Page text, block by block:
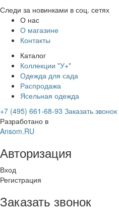
Следи за новинками в соц. сетях
О нас
О магазине
Контакты
Каталог
Коллекции "У+"
Одежда для сада
Распродажа
Ясельная одежда
+7 (495) 661-68-93 Заказать звонок
Разработано в
Ansom.RU
Авторизация
Вход
Регистрация
Заказать звонок